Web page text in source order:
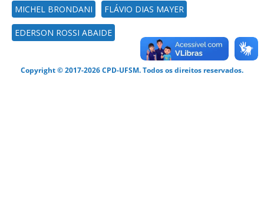
MICHEL BRONDANI FLÁVIO DIAS MAYER
EDERSON ROSSI ABAIDE
Copyright © 2017-2026 CPD-UFSM. Todos os direitos reservados.